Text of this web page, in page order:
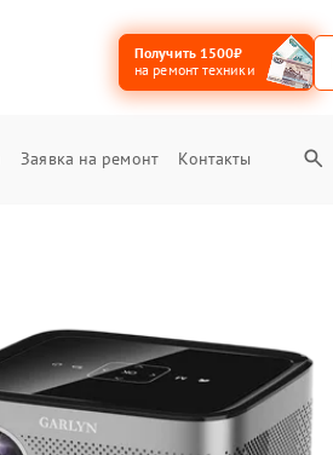
Получить 1500₽
на ремонт техники
Заявка на ремонт Контакты